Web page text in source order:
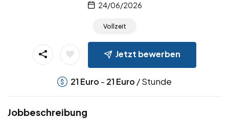
24/06/2026
Vollzeit
Jetzt bewerben
21 Euro - 21 Euro / Stunde
Jobbeschreibung